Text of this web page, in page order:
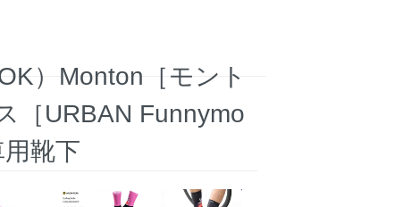
）Monton［モント
［URBAN Funnymo
靴下